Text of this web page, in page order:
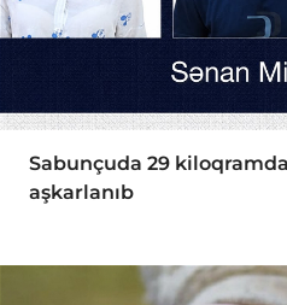
Sabunçuda 29
aşkarlanıb